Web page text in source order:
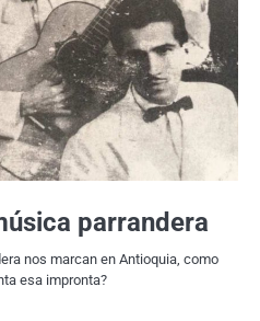
parrandera
nos marcan en Antioquia, como
esa impronta?